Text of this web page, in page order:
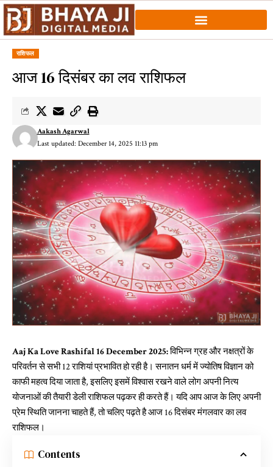
राशिफल
आज 16 दिसंबर का लव राशिफल
Last updated: December 14, 2025 11:13 pm
Aakash Agarwal
Aaj Ka Love Rashifal 16 December 2025:विभिन्न ग्रह और नक्षत्रों के
परिवर्तन से सभी 12 राशियां प्रभावित हो रही है। सनातन धर्म में ज्योतिष विज्ञान को
काफी महत्व दिया जाता है, इसलिए इसमें विश्वास रखने वाले लोग अपनी नित्य
योजनाओं की तैयारी डेली राशिफल पढ़कर ही करते हैं। यदि आप आज के लिए अपनी
प्रेम स्थिति जानना चाहते हैं, तो चलिए पढ़ते है आज 16 दिसंबर मंगलवार का लव
राशिफल।
Contents